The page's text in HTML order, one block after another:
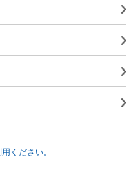
ください。